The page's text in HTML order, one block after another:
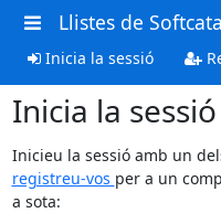
Llistes de
Inicia la sessió
Inicia la sessió
Inicieu la sessió amb un
registreu-vos per a un
a sota: